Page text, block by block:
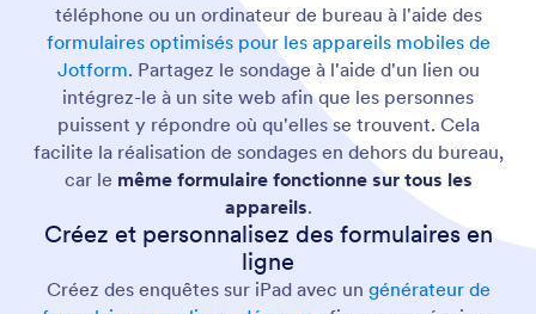
téléphone ou un ordinateur de bureau à l'aide des
formulaires optimisés pour les appareils mobiles de
Jotform. Partagez le sondage à l'aide d'un lien ou
intégrez-le à un site web afin que les personnes
puissent y répondre où qu'elles se trouvent. Cela
facilite la réalisation de sondages en dehors du bureau,
car le même formulaire fonctionne sur tous les
appareils.
Créez et personnalisez des formulaires en
ligne
Créez des enquêtes sur iPad avec un générateur de